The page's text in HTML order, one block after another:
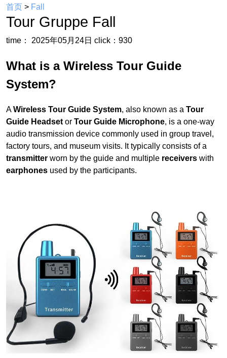
首页 > Fall
Tour Gruppe Fall
time： 2025年05月24日 click：930